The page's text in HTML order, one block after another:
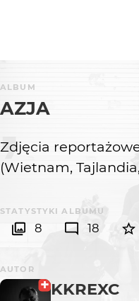
ALBUM
AZJA
Zdjęcia
(Wietnam,
STATYSTYKI ALBUMU
8 18
AUTOR
KKREXC